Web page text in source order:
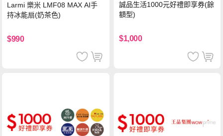
Larmi 樂米 LMF08 MAX AI手
持冰能扇(奶茶色)
$990
誠品生活1000元好禮即享券(餘
額型)
$1,000